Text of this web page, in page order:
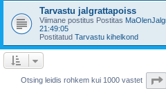
Tarvastu jalgrattapoiss
Viimane postitus Postitas
21:49:05
Postitatud Tarvastu kihelkond
Otsing leidis rohkem kui 1000 vastet 1